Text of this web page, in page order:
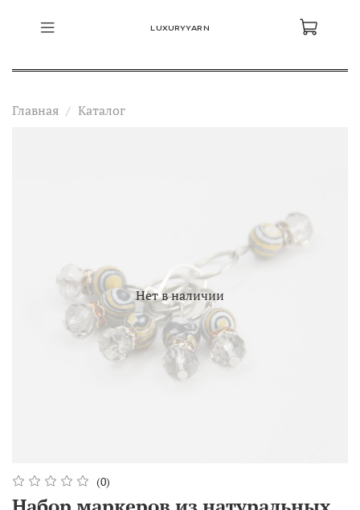
LUXURYYARN
Главная Каталог
Нет в наличии
(0)